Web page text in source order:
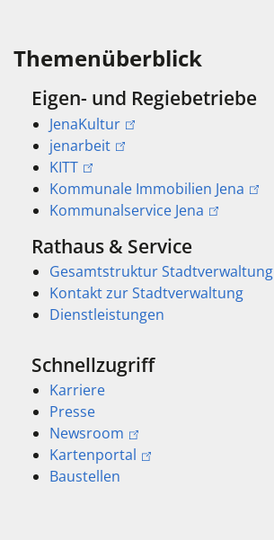
Themenüberblick
Eigen- und Regiebetriebe
JenaKultur
jenarbeit
KITT
Kommunale Immobilien Jena
Kommunalservice Jena
Rathaus & Service
Gesamtstruktur Stadtverwaltung
Kontakt zur Stadtverwaltung
Dienstleistungen
Schnellzugriff
Karriere
Presse
Newsroom
Kartenportal
Baustellen